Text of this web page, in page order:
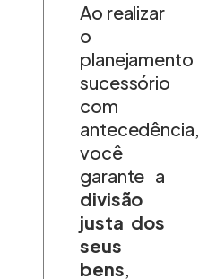
Ao realizar
o
planejamento
sucessório
com
antecedência,
você
garante a
divisão
justa dos
seus
bens,